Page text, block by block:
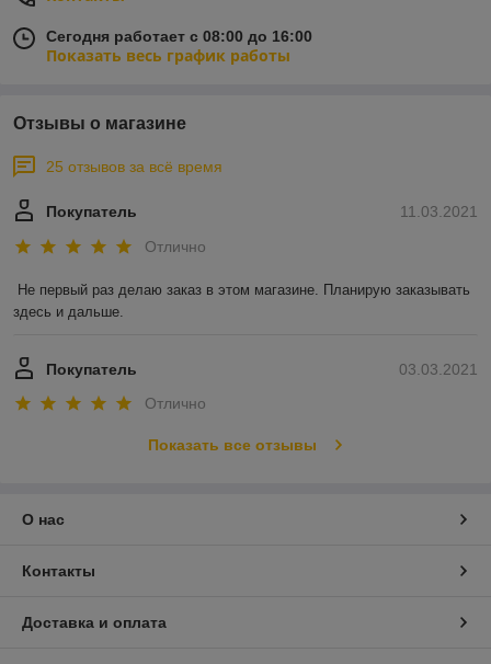
Сегодня работает с 08:00 до 16:00
Показать весь график работы
Отзывы о магазине
25 отзывов за всё время
11.03.2021
Покупатель
Отлично
Не первый раз делаю заказ в этом магазине. Планирую заказывать
здесь и дальше.
03.03.2021
Покупатель
Отлично
Показать все отзывы
О нас
Контакты
Доставка и оплата